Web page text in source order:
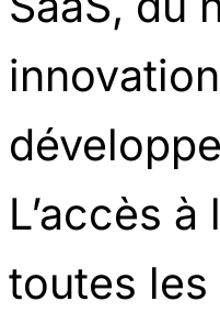
L’accès
toutes les